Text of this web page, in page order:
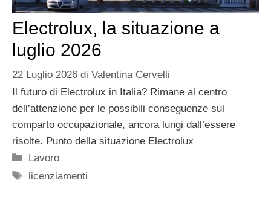
Electrolux, la situazione a
luglio 2026
22 Luglio 2026 di Valentina Cervelli
Il futuro di Electrolux in Italia? Rimane al centro
dell’attenzione per le possibili conseguenze sul
comparto occupazionale, ancora lungi dall’essere
risolte. Punto della situazione Electrolux
Categorie
Lavoro
Tag
licenziamenti